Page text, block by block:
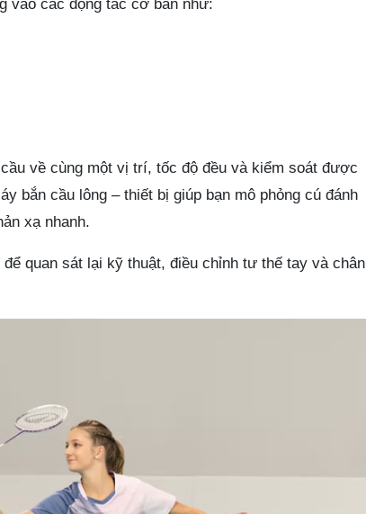
vào các động tác cơ bản như:
về cùng một vị trí, tốc độ đều và kiểm soát được
bắn cầu lông – thiết bị giúp bạn mô phỏng cú đánh
xạ nhanh.
quan sát lại kỹ thuật, điều chỉnh tư thế tay và chân